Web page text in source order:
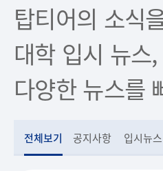
탑티어의 소식
대학 입시 뉴
다양한 뉴스를
전체보기 공지사항 입시뉴스